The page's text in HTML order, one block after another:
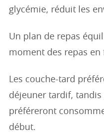
glycémie, réduit les
Un plan de repas
moment des repas
Les couche-tard
déjeuner tardif, tandis
préféreront
début.